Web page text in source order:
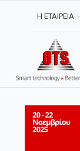
Η ΕΤΑΙΡΕΙΑ